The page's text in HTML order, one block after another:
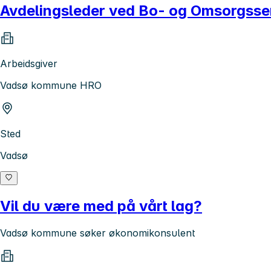
Avdelingsleder ved Bo- og
Arbeidsgiver
Vadsø kommune HRO
Sted
Vadsø
Vil du være med på vårt lag?
Vadsø kommune søker økonomikonsulent